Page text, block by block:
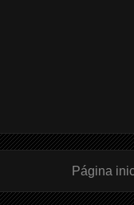
Página